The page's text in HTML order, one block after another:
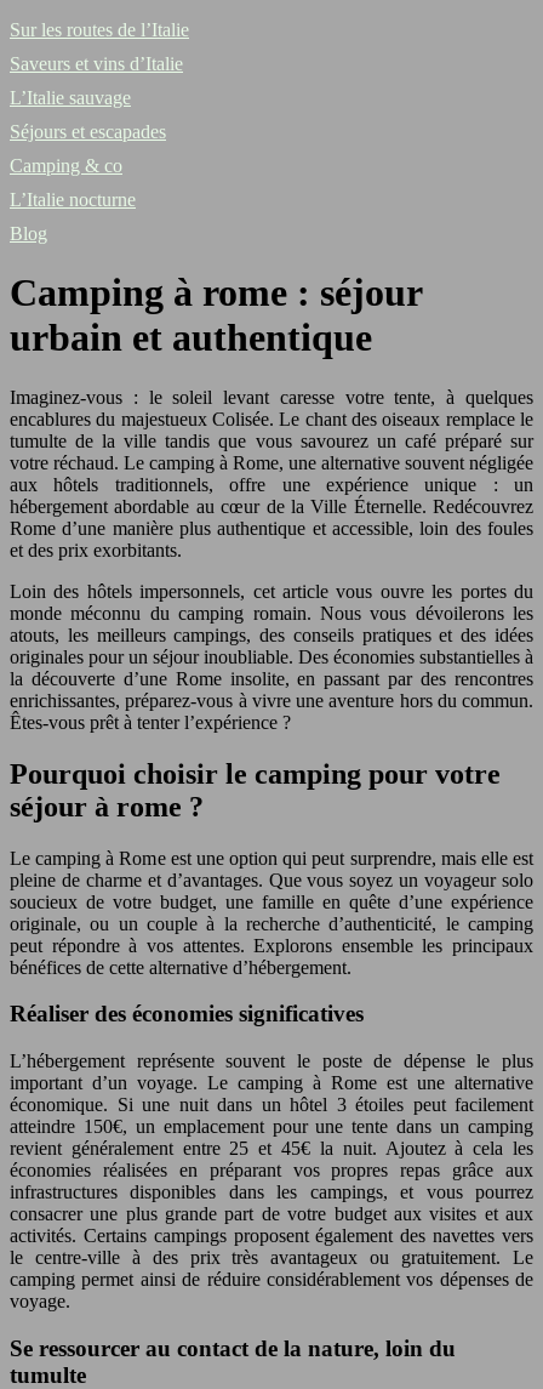
Sur les routes de l’Italie
Saveurs et vins d’Italie
L’Italie sauvage
Séjours et escapades
Camping & co
L’Italie nocturne
Blog
Camping à rome : séjour
urbain et authentique
Imaginez-vous : le soleil levant caresse votre tente, à quelques
encablures du majestueux Colisée. Le chant des oiseaux remplace le
tumulte de la ville tandis que vous savourez un café préparé sur
votre réchaud. Le camping à Rome, une alternative souvent négligée
aux hôtels traditionnels, offre une expérience unique : un
hébergement abordable au cœur de la Ville Éternelle. Redécouvrez
Rome d’une manière plus authentique et accessible, loin des foules
et des prix exorbitants.
Loin des hôtels impersonnels, cet article vous ouvre les portes du
monde méconnu du camping romain. Nous vous dévoilerons les
atouts, les meilleurs campings, des conseils pratiques et des idées
originales pour un séjour inoubliable. Des économies substantielles à
la découverte d’une Rome insolite, en passant par des rencontres
enrichissantes, préparez-vous à vivre une aventure hors du commun.
Êtes-vous prêt à tenter l’expérience ?
Pourquoi choisir le camping pour votre
séjour à rome ?
Le camping à Rome est une option qui peut surprendre, mais elle est
pleine de charme et d’avantages. Que vous soyez un voyageur solo
soucieux de votre budget, une famille en quête d’une expérience
originale, ou un couple à la recherche d’authenticité, le camping
peut répondre à vos attentes. Explorons ensemble les principaux
bénéfices de cette alternative d’hébergement.
Réaliser des économies significatives
L’hébergement représente souvent le poste de dépense le plus
important d’un voyage. Le camping à Rome est une alternative
économique. Si une nuit dans un hôtel 3 étoiles peut facilement
atteindre 150€, un emplacement pour une tente dans un camping
revient généralement entre 25 et 45€ la nuit. Ajoutez à cela les
économies réalisées en préparant vos propres repas grâce aux
infrastructures disponibles dans les campings, et vous pourrez
consacrer une plus grande part de votre budget aux visites et aux
activités. Certains campings proposent également des navettes vers
le centre-ville à des prix très avantageux ou gratuitement. Le
camping permet ainsi de réduire considérablement vos dépenses de
voyage.
Se ressourcer au contact de la nature, loin du
tumulte